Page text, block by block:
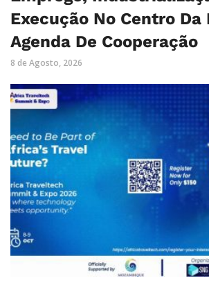
Execução No Centro Da
Agenda De Cooperação
8 de Agosto, 2026